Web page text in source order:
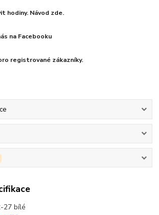
hodiny. Návod zde.
na Facebooku
registrované zákazníky.
27 bílé